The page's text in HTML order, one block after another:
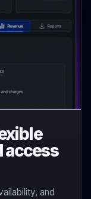
access
and